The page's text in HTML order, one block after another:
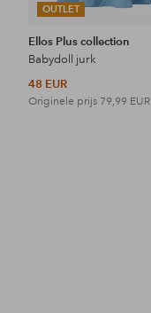
OUTLET
Ellos Plus collection
Babydoll jurk
48 EUR
Originele prijs 79,99 EUR